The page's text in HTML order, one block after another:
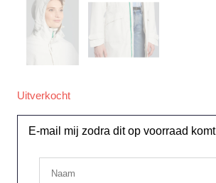
Uitverkocht
E-mail mij zodra dit op voorraad komt